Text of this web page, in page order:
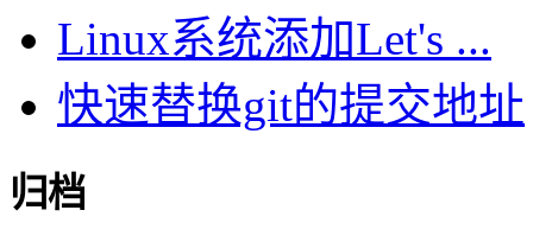
Linux系统添加Let's ...
快速替换git的提交地址
归档